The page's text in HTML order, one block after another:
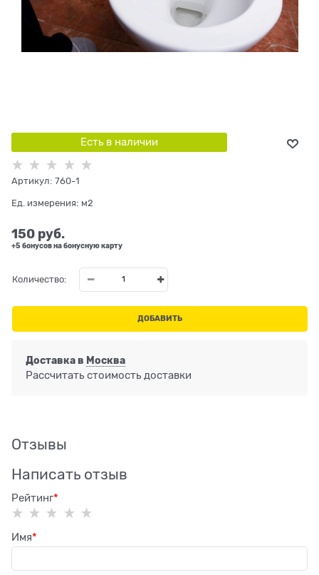
Есть в наличии
Артикул: 760-1
Ед. измерения: м2
150 руб.
+5 бонусов на бонусную карту
Количество:
ДОБАВИТЬ
Доставка в Москва
Рассчитать стоимость доставки
Отзывы
Написать отзыв
Рейтинг
Имя